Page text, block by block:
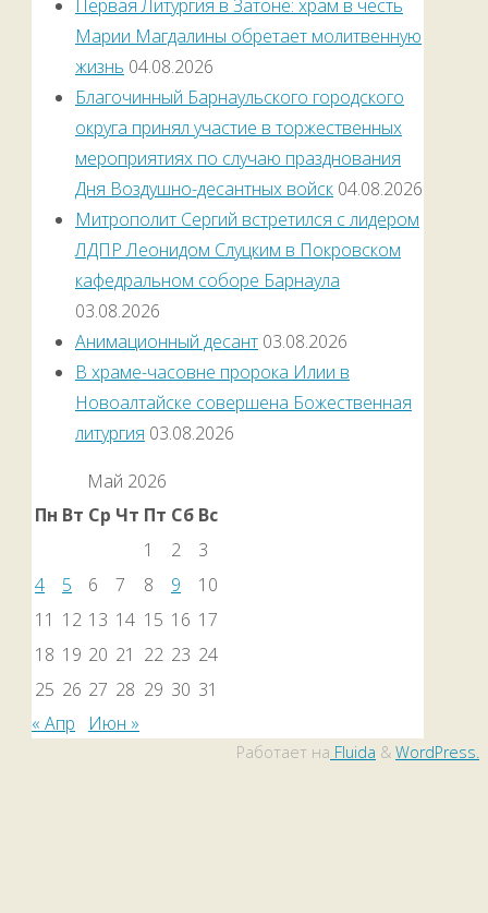
Первая Литургия в Затоне: храм в честь
Марии Магдалины обретает молитвенную
жизнь 04.08.2026
Благочинный Барнаульского городского
округа принял участие в торжественных
мероприятиях по случаю празднования
Дня Воздушно-десантных войск 04.08.2026
Митрополит Сергий встретился с лидером
ЛДПР Леонидом Слуцким в Покровском
кафедральном соборе Барнаула
03.08.2026
Анимационный десант 03.08.2026
В храме-часовне пророка Илии в
Новоалтайске совершена Божественная
литургия 03.08.2026
Май 2026
Пн Вт Ср Чт Пт Сб Вс
1
2
3
4
5 6 7 8 9
10
11 12 13 14 15 16 17
18 19 20 21 22 23 24
25 26 27 28 29 30 31
« Апр
Июн »
Работает на Fluida & WordPress.